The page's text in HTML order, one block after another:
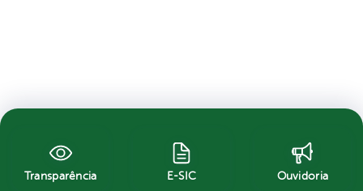
Transparência E-SIC Ouvidoria